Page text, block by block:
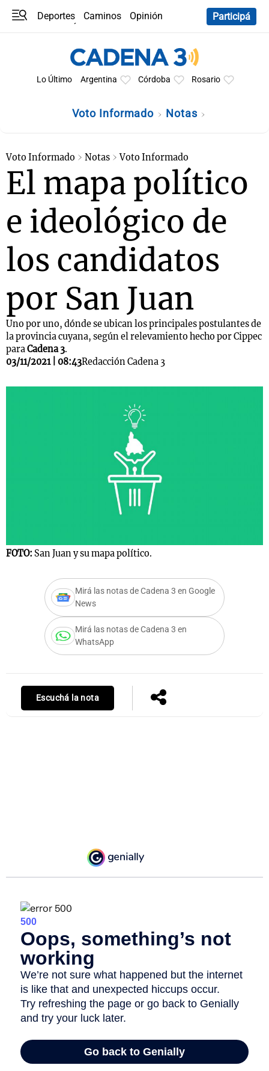
Deportes Caminos
Opinión
Participá
Lo Último Argentina Córdoba Rosario
Voto Informado Notas
Voto Informado Notas Voto Informado
El mapa político
e ideológico de
los candidatos
por San Juan
Uno por uno, dónde se ubican los principales postulantes de
la provincia cuyana, según el relevamiento hecho por Cippec
paraCadena 3.
03/11/2021 | 08:43Redacción Cadena 3
FOTO: San Juan y su mapa político.
Mirá las notas de Cadena 3 en Google
News
Mirá las notas de Cadena 3 en
WhatsApp
Escuchá la nota
Notas
Mundial 2026
Notas
La Sole en
Cadena 3